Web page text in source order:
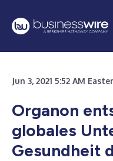
Jun 3, 2021 5:52 AM
Organon
globales
Gesundheit